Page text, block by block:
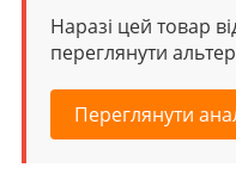
Наразі цей товар
переглянути
Переглянути